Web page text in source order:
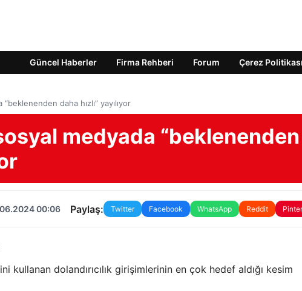
Güncel Haberler Firma Rehberi Forum Çerez Politikası
daha hızlı” yayılıyor
medyada “beklenenden
00:06 Paylaş: Twitter Facebook WhatsApp Reddit
dolandırıcılık girişimlerinin en çok hedef aldığı kesim